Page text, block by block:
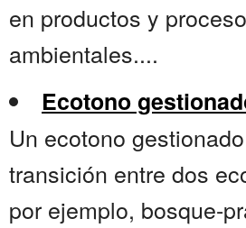
en productos y
ambientales....
Ecotono
Un ecotono
transición entre dos
por ejemplo, bosque-